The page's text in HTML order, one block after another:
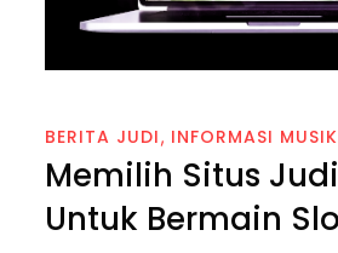
BERITA JUDI INFORMASI MUSIK
Memilih Situs
Untuk Bermain